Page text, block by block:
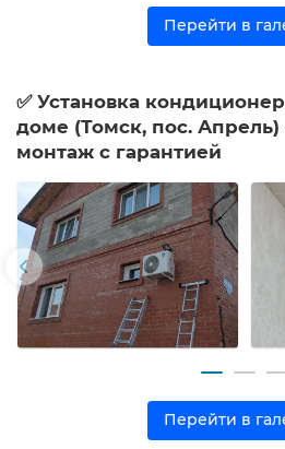
Перейти в
✅ Установка
доме (Томск, пос. Апрель)
монтаж с гарантией
Перейти в